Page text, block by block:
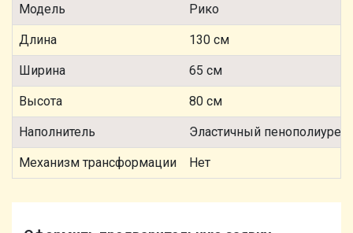
Модель Рико
Длина 130 см
Ширина 65 см
Высота 80 см
Наполнитель Эластичный
Механизм трансформации Нет